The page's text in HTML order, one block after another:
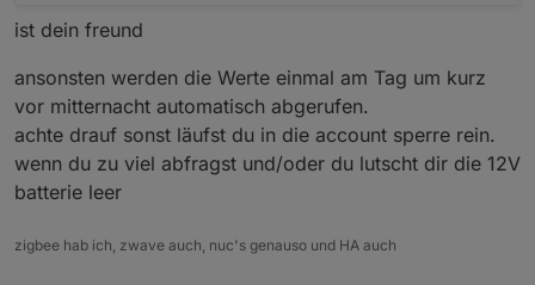
ist dein freund
ansonsten werden die Werte einmal am Tag um kurz
vor mitternacht automatisch abgerufen.
achte drauf sonst läufst du in die account sperre rein.
wenn du zu viel abfragst und/oder du lutscht dir die 12V
batterie leer
zigbee hab ich, zwave auch, nuc's genauso und HA auch